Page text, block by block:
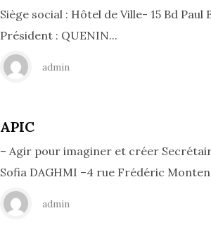
Siège social : Hôtel de Ville- 15 Bd Paul
Président : QUENIN...
admin
APIC
– Agir pour imaginer et créer
Sofia DAGHMI –4 rue Frédéric
admin